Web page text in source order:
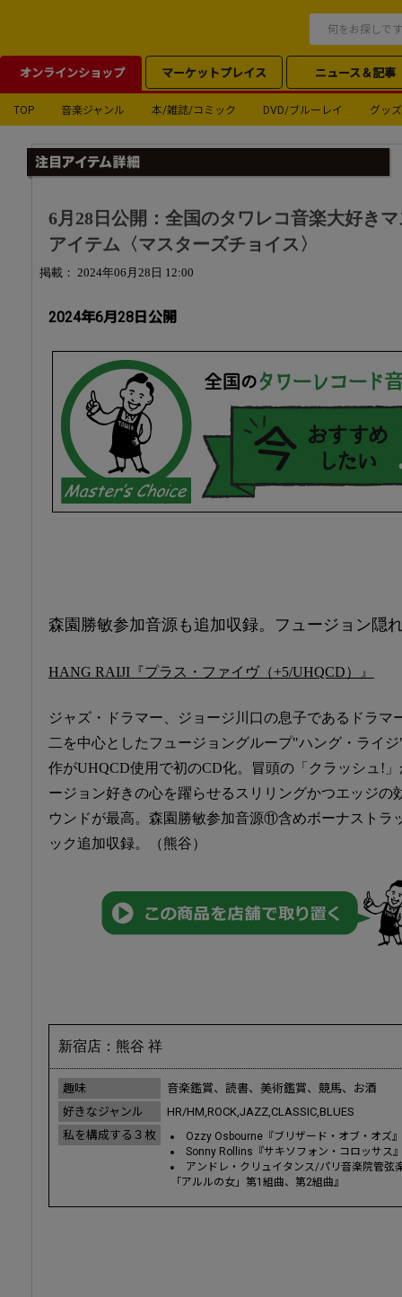
オンラインショップ マーケットプレイス ニュース＆記事
TOP 音楽ジャンル 本/雑誌/コミック DVD/ブルーレイ グッズ
6月28日公開：全国のタワレコ音楽大好き
アイテム〈マスターズチョイス〉
掲載： 2024年06月28日 12:00
2024年6月28日公開
森園勝敏参加音源も追加収録。フュージョン隠
HANG RAIJI『プラス・ファイヴ（+5/UHQCD）』
ジャズ・ドラマー、ジョージ川口の息子であるドラマ
二を中心としたフュージョングループ"ハング・ライ
作がUHQCD使用で初のCD化。冒頭の「クラッシュ!
ージョン好きの心を躍らせるスリリングかつエッジの
ウンドが最高。森園勝敏参加音源⑪含めボーナストラ
ック追加収録。（熊谷）
新宿店：熊谷 祥
趣味
音楽鑑賞、読書、美術鑑賞、競馬、お酒
好きなジャンル
HR/HM,ROCK,JAZZ,CLASSIC,BLUES
私を構成する３枚
Ozzy Osbourne『ブリザード・オブ・オズ』
Sonny Rollins『サキソフォン・コロッサス
アンドレ・クリュイタンス/パリ音楽院管弦
「アルルの女」第1組曲、第2組曲』